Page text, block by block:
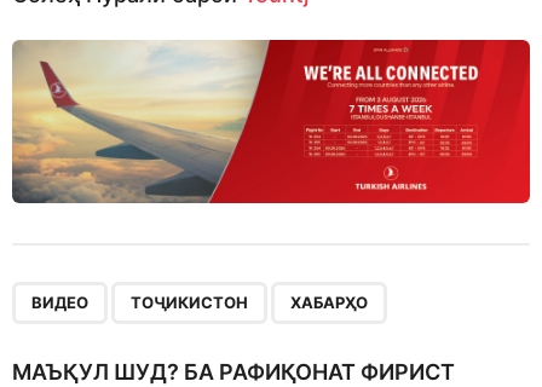
ВИДЕО ТОҶИКИСТОН ХАБАРҲО
МАЪҚУЛ ШУД? БА РАФИҚОНАТ ФИРИСТ